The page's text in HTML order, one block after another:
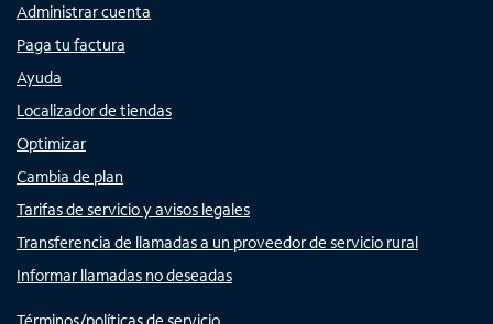
Administrar cuenta
Paga tu factura
Ayuda
Localizador de tiendas
Optimizar
Cambia de plan
Tarifas de servicio y avisos legales
Transferencia de llamadas a un proveedor de servicio rural
Informar llamadas no deseadas